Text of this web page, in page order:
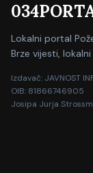
Lokalni portal
Brze vijesti,
Izdavač: JAVNOST
OIB: 81866746905
Josipa Jurja